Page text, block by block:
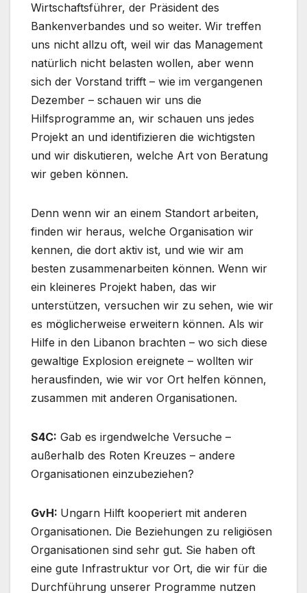
Wirtschaftsführer, der Präsident des
Bankenverbandes und so weiter. Wir treffen
uns nicht allzu oft, weil wir das Management
natürlich nicht belasten wollen, aber wenn
sich der Vorstand trifft – wie im vergangenen
Dezember – schauen wir uns die
Hilfsprogramme an, wir schauen uns jedes
Projekt an und identifizieren die wichtigsten
und wir diskutieren, welche Art von Beratung
wir geben können.
Denn wenn wir an einem Standort arbeiten,
finden wir heraus, welche Organisation wir
kennen, die dort aktiv ist, und wie wir am
besten zusammenarbeiten können. Wenn wir
ein kleineres Projekt haben, das wir
unterstützen, versuchen wir zu sehen, wie wir
es möglicherweise erweitern können. Als wir
Hilfe in den Libanon brachten – wo sich diese
gewaltige Explosion ereignete – wollten wir
herausfinden, wie wir vor Ort helfen können,
zusammen mit anderen Organisationen.
S4C: Gab es irgendwelche Versuche –
außerhalb des Roten Kreuzes – andere
Organisationen einzubeziehen?
GvH: Ungarn Hilft kooperiert mit anderen
Organisationen. Die Beziehungen zu religiösen
Organisationen sind sehr gut. Sie haben oft
eine gute Infrastruktur vor Ort, die wir für die
Durchführung unserer Programme nutzen